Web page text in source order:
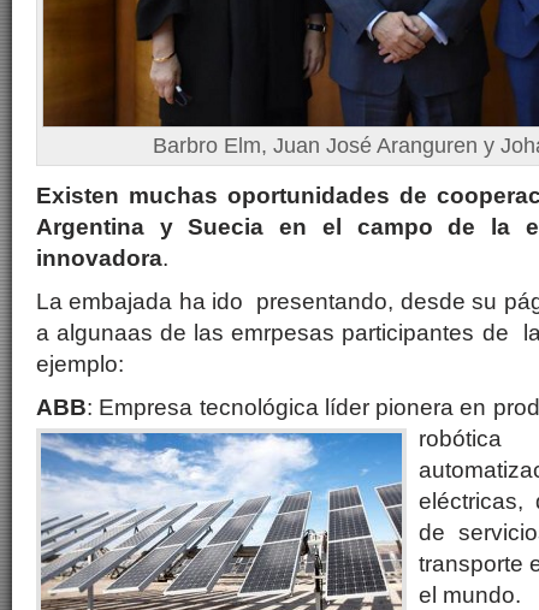
Barbro Elm, Juan José Aranguren y
Existen muchas oportunidades de
Argentina y Suecia en el campo de la
innovadora.
La embajada ha ido presentando, desde su
a algunaas de las emrpesas participantes de
ejemplo:
ABB: Empresa tecnológica líder pionera en
eléctricas,
de
transporte
el mundo.